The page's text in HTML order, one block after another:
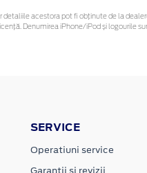
acestora pot fi obținute de la
Denumirea iPhone/iPod și logourile
SERVICE
Operatiuni service